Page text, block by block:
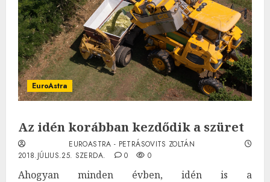
EuroAstra
Az idén korábban kezdődik a szüret
EUROASTRA - PETRÁSOVITS ZOLTÁN
2018.JÚLIUS.25. SZERDA.
0 0
Ahogyan minden évben, idén is a